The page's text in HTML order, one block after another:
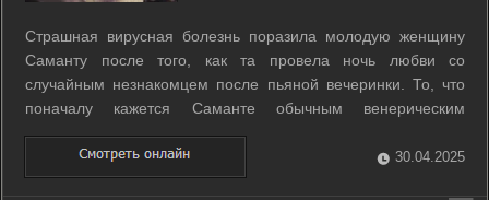
Страшная вирусная болезнь поразила молодую женщину
Саманту после того, как та провела ночь любви со
случайным незнакомцем после пьяной вечеринки. То, что
поначалу кажется Саманте обычным венерическим
заболеванием, оборачивается настоящим кошмаром. ...
30.04.2025